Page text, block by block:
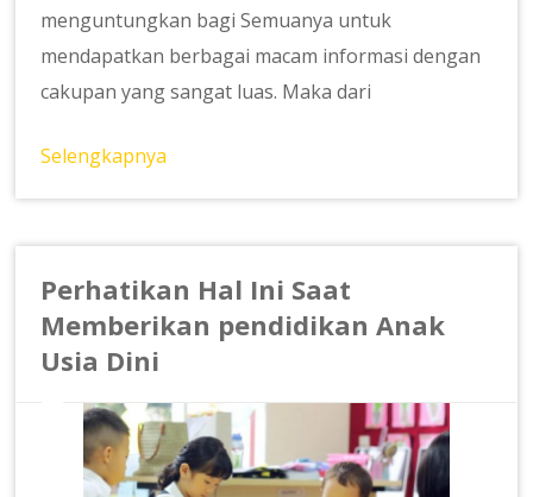
menguntungkan bagi Semuanya untuk
mendapatkan berbagai macam informasi dengan
cakupan yang sangat luas. Maka dari
Selengkapnya
Perhatikan Hal Ini Saat
Memberikan pendidikan Anak
Usia Dini